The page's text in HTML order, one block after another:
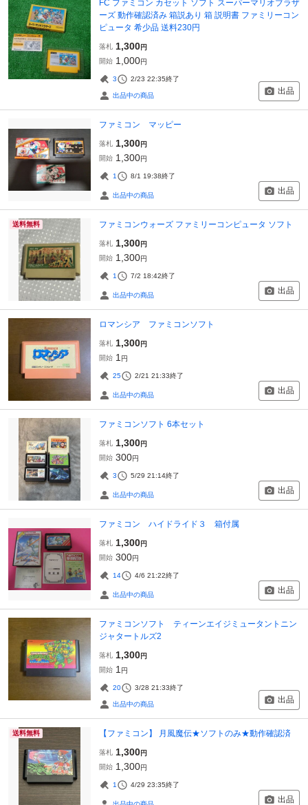
FC ファミコン カセット ソフト スーパーマリオブラザ
ーズ 動作確認済み 箱説あり 箱 説明書 ファミリーコン
ピュータ 希少品 送料230円
落札 1,300円
開始 1,000円
3 2/23 22:35終了
出品中の商品 出品
ファミコン マッピー
落札 1,300円
開始 1,300円
1 8/1 19:38終了
出品中の商品 出品
送料無料 ファミコンウォーズ ファミリーコンピュータ ソフト
落札 1,300円
開始 1,300円
1 7/2 18:42終了
出品中の商品 出品
ロマンシア ファミコンソフト
落札 1,300円
開始 1 円
25 2/21 21:33終了
出品中の商品 出品
ファミコンソフト 6本セット
落札 1,300円
開始 300円
3 5/29 21:14終了
出品中の商品 出品
ファミコン ハイドライド３ 箱付属
落札 1,300円
開始 300円
14 4/6 21:22終了
出品中の商品 出品
ファミコンソフト ティーンエイジミュータントニン
ジャタートルズ2
落札 1,300円
開始 1 円
20 3/28 21:33終了
出品中の商品 出品
送料無料 【ファミコン】 月風魔伝★ソフトのみ★動作確認済
落札 1,300円
開始 1,300円
1 4/29 23:35終了
出品